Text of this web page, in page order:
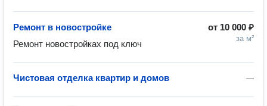
от 10 000 ₽
за м²
Ремонт в новостройке
Ремонт новостройках под ключ
—
Чистовая отделка квартир и домов